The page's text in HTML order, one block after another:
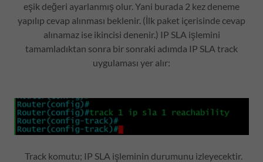
eşik değeri ayarlanmış olur. Yani burada 2 kez deneme
yapılıp cevap alınması beklenir. (İlk paket içerisinde cevap
alınamaz ise ikincisi denenir.) IP SLA işlemini
tamamladıktan sonra bir sonraki adımda IP SLA track
uygulaması yer alır:
Track komutu; IP SLA işleminin durumunu izleyecektir.